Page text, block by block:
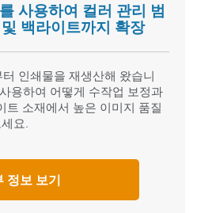
사용하여 컬러 관리 범
백라이트까지 확장
인쇄물을 재생산해 왔습니
용하여 어떻게 수작업 보정과
트 소재에서 높은 이미지 품질
요.
정보 보기